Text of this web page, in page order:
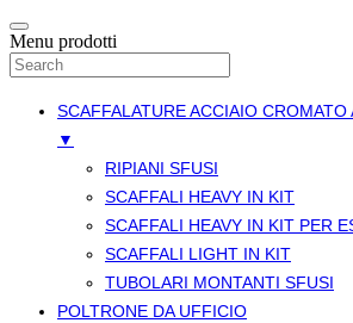
Menu prodotti
SCAFFALATURE ACCIAIO CROMATO
▼
RIPIANI SFUSI
SCAFFALI HEAVY IN KIT
SCAFFALI HEAVY IN KIT PER
SCAFFALI LIGHT IN KIT
TUBOLARI MONTANTI SFUSI
POLTRONE DA UFFICIO